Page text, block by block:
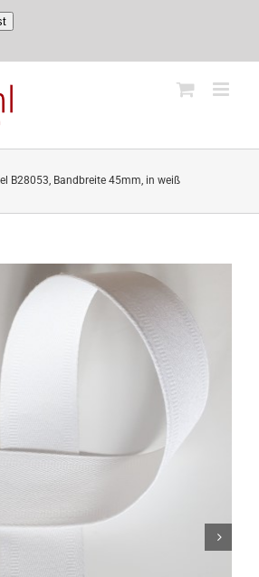
B28053, Bandbreite 45mm, in weiß